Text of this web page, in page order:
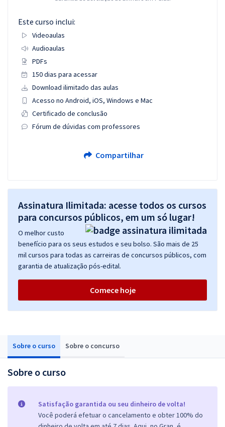
Sobre o curso Sobre o concurso
Sobre o curso
Satisfação garantida ou seu dinheiro de volta!
Você poderá efetuar o cancelamento e obter 100% do
Este curso inclui:
Videoaulas
Audioaulas
PDFs
150 dias para acessar
Download ilimitado das aulas
Acesso no Android, iOS, Windows e Mac
Certificado de conclusão
Fórum de dúvidas com professores
Compartilhar
Assinatura Ilimitada: acesse todos os cursos
para concursos públicos, em um só lugar!
O melhor custo
benefício para os seus estudos e seu bolso. São mais de 25
mil cursos para todas as carreiras de concursos públicos, com
garantia de atualização pós-edital.
Comece hoje